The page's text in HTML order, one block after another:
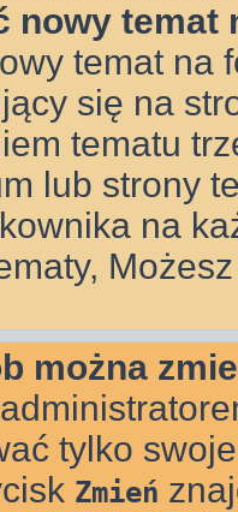
nowy temat
temat na
się na
tematu
lub strony
na
można
tylko
Zmień